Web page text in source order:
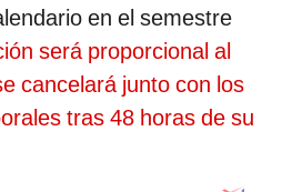
en el semestre
será proporcional al
cancelará junto con los
tras 48 horas de su